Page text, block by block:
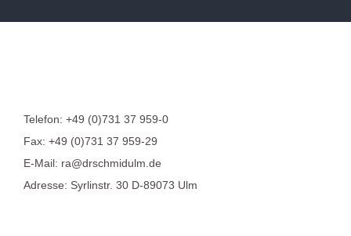
Telefon: +49 (0)731 37 959-0
Fax: +49 (0)731 37 959-29
E-Mail: ra@drschmidulm.de
Adresse: Syrlinstr. 30 D-89073 Ulm